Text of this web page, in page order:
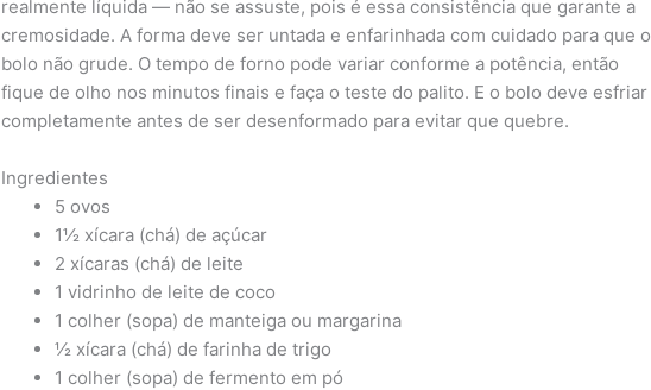
realmente líquida — não se assuste, pois é essa consistência que garante a
cremosidade. A forma deve ser untada e enfarinhada com cuidado para que o
bolo não grude. O tempo de forno pode variar conforme a potência, então
fique de olho nos minutos finais e faça o teste do palito. E o bolo deve esfriar
completamente antes de ser desenformado para evitar que quebre.
Ingredientes
5 ovos
1½ xícara (chá) de açúcar
2 xícaras (chá) de leite
1 vidrinho de leite de coco
1 colher (sopa) de manteiga ou margarina
½ xícara (chá) de farinha de trigo
1 colher (sopa) de fermento em pó